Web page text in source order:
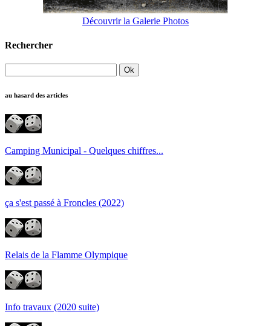
Découvrir la Galerie Photos
Rechercher
au hasard des articles
Camping Municipal - Quelques chiffres...
ça s'est passé à Froncles (2022)
Relais de la Flamme Olympique
Info travaux (2020 suite)